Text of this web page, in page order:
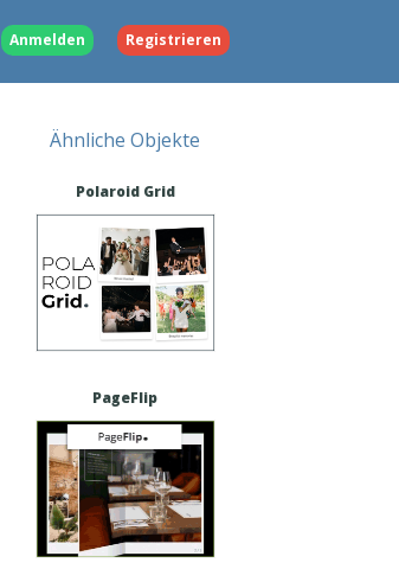
Anmelden Registrieren
Ähnliche Objekte
Polaroid Grid
PageFlip